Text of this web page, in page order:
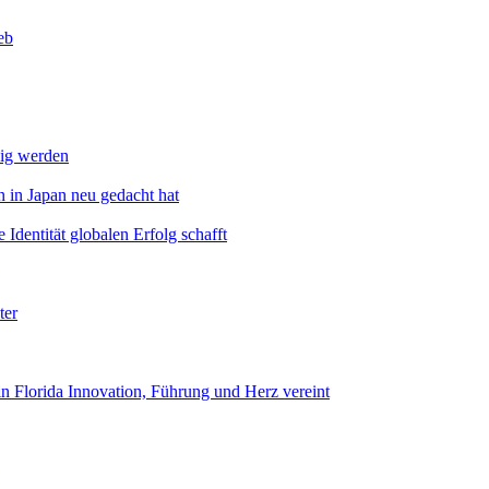
werden
Japan neu gedacht hat
Identität globalen Erfolg schafft
Florida Innovation, Führung und Herz vereint